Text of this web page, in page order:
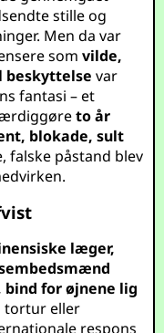
stille og
Men da var
somvilde,
beskyttelse var
fantasi – et
to år
blokade, sult
falske påstand blev
læger,
bind for øjnene lig
tortur eller
respons